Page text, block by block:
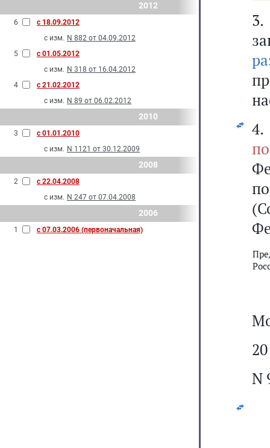
2012
6
с 18.09.2012
с изм. N 882 от 04.09.2012
5
с 01.05.2012
с изм. N 318 от 16.04.2012
4
с 21.02.2012
с изм. N 89 от 06.02.2012
2010
3
с 01.01.2010
с изм. N 1121 от 30.12.2009
2008
2
с 22.04.2008
с изм. N 247 от 07.04.2008
2006
1 с 07.03.2006 (первоначальная)
N